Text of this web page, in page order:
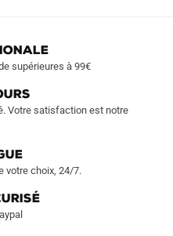
page
supérieures à 99€
Votre satisfaction est notre
votre choix, 24/7.